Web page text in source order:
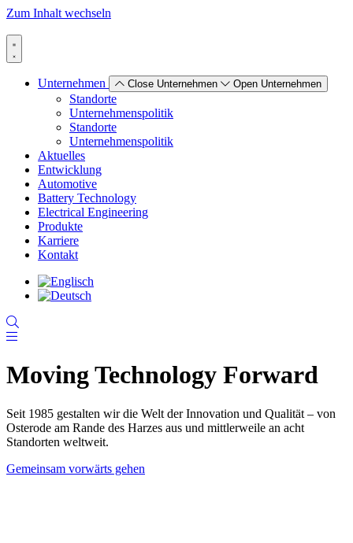
Zum Inhalt wechseln
Unternehmen Close Unternehmen Open Unternehmen
Standorte
Unternehmenspolitik
Standorte
Unternehmenspolitik
Aktuelles
Entwicklung
Automotive
Battery Technology
Electrical Engineering
Produkte
Karriere
Kontakt
Moving Technology Forward
Seit 1985 gestalten wir die Welt der Innovation und Qualität – von
Osterode am Rande des Harzes aus und mittlerweile an acht
Standorten weltweit.
Gemeinsam vorwärts gehen